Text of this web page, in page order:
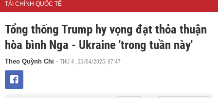
TÀI CHÍNH QUỐC TẾ
Tổng thống Trump hy vọng đạt thỏa thuận
hòa bình Nga - Ukraine 'trong tuần này'
Theo Quỳnh Chi - THỨ 4 , 23/04/2025, 07:47